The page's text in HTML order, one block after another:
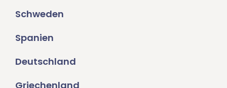
Schweden
Spanien
Deutschland
Griechenland